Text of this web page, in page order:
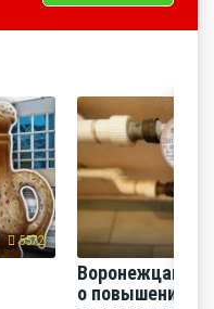
5572
Воронежцам
о повышении